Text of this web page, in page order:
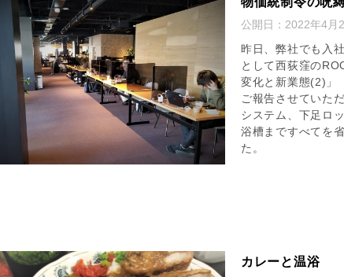
公開日： 2022年4月
昨日、弊社でも入
として西荻窪の
変化と新業態(2)」
ご報告させていた
システム、下足ロ
浴槽まですべてを
た。
カレーと温浴